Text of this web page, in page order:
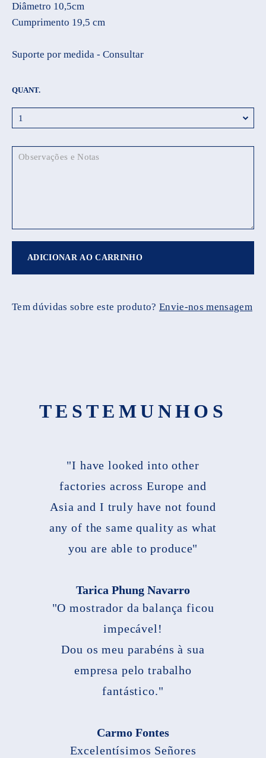
Diâmetro 10,5cm
Cumprimento 19,5 cm
Suporte por medida - Consultar
QUANT.
ADICIONAR AO CARRINHO
Tem dúvidas sobre este produto? Envie-nos mensagem
TESTEMUNHOS
"I have looked into other
factories across Europe and
Asia and I truly have not found
any of the same quality as what
you are able to produce"
Tarica Phung Navarro
"O mostrador da balança ficou
impecável!
Dou os meu parabéns à sua
empresa pelo trabalho
fantástico."
Carmo Fontes
Excelentísimos Señores